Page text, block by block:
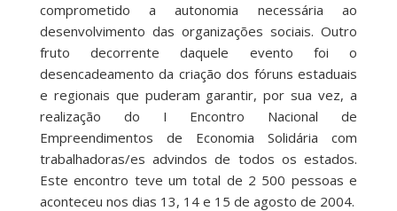
comprometido a autonomia necessária ao
desenvolvimento das organizações sociais. Outro
fruto decorrente daquele evento foi o
desencadeamento da criação dos fóruns estaduais
e regionais que puderam garantir, por sua vez, a
realização do I Encontro Nacional de
Empreendimentos de Economia Solidária com
trabalhadoras/es advindos de todos os estados.
Este encontro teve um total de 2 500 pessoas e
aconteceu nos dias 13, 14 e 15 de agosto de 2004.